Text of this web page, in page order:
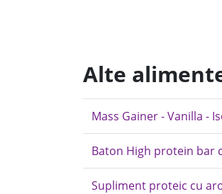
Alte
Mass Gainer - Vanilla -
Baton High protein bar
Supliment proteic cu